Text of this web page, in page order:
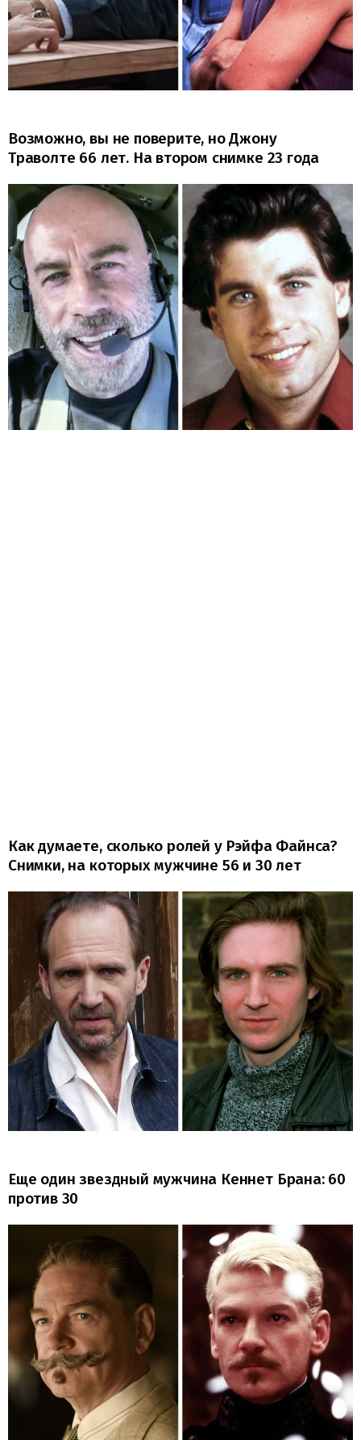
Возможно, вы не поверите, но Джону
Траволте 66 лет. На втором снимке 23 года
Как думаете, сколько ролей у Рэйфа Файнса?
Снимки, на которых мужчине 56 и 30 лет
Еще один звездный мужчина Кеннет Брана: 60
против 30